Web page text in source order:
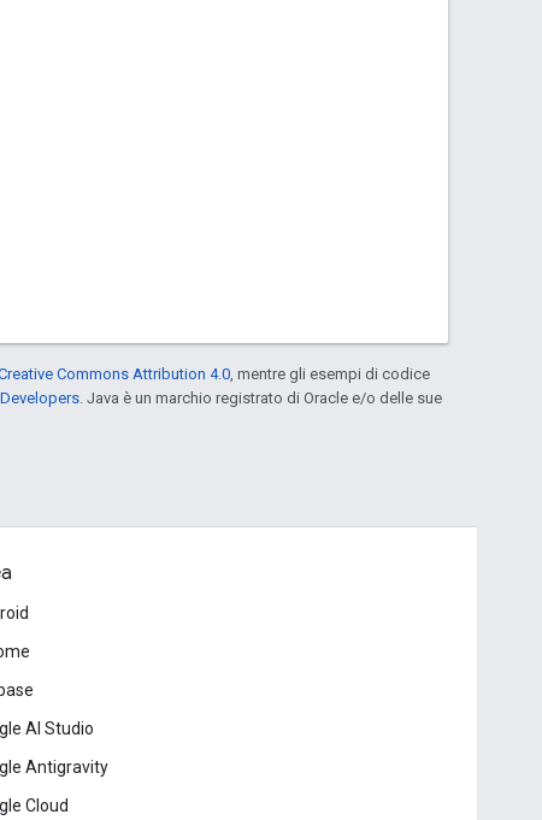
Commons Attribution 4.0 , mentre gli esempi di codice
. Java è un marchio registrato di Oracle e/o delle sue
AI Studio
Antigravity
Cloud